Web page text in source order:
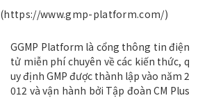
(https://www.gmp-platform.com/)
GGMP Platform là cổng thông tin điện
tử miễn phí chuyên về các kiến thức, q
uy định GMP được thành lập vào năm 2
012 và vận hành bởi Tập đoàn CM Plus